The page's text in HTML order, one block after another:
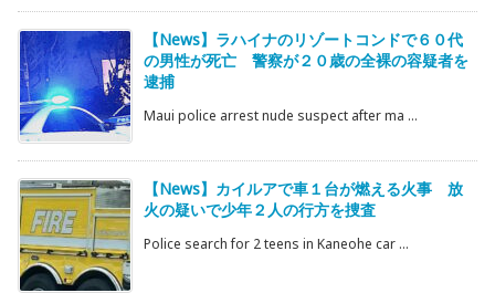
【News】ラハイナのリゾートコンドで６０代
の男性が死亡 警察が２０歳の全裸の容疑者を
逮捕
Maui police arrest nude suspect after ma ...
【News】カイルアで車１台が燃える火事 放
火の疑いで少年２人の行方を捜査
Police search for 2 teens in Kaneohe car ...